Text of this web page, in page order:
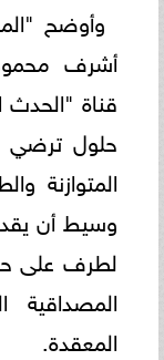
وأوضح
أشرف
قناة
حلول ترضي
المتوازنة
وسيط أن
لطرف على
المصداقية
المعقدة.